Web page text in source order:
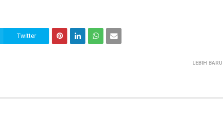
Twitter
LEBIH BARU